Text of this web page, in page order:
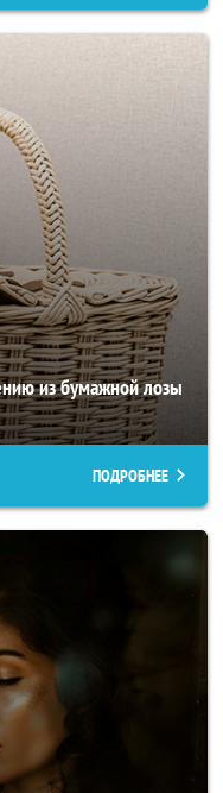
из бумажной лозы
ПОДРОБНЕЕ